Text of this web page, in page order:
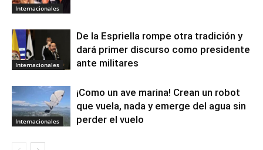
Internacionales
Internacionales
De la Espriella rompe otra tradición y
dará primer discurso como presidente
ante militares
Internacionales
¡Como un ave marina! Crean un robot
que vuela, nada y emerge del agua sin
perder el vuelo